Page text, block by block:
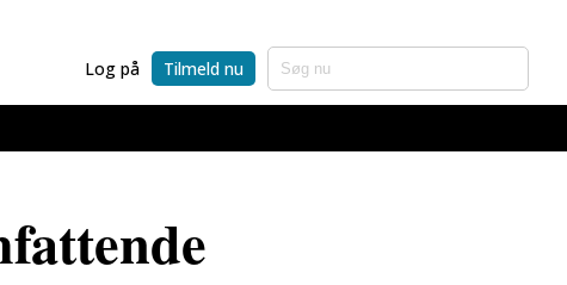
Log på Tilmeld nu